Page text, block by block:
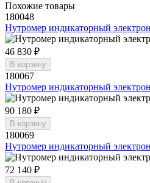
Похожие товары
180048
Нутромер индикаторный
46 830 ₽
В корзину
180067
Нутромер индикаторный
90 180 ₽
В корзину
180069
Нутромер индикаторный
72 140 ₽